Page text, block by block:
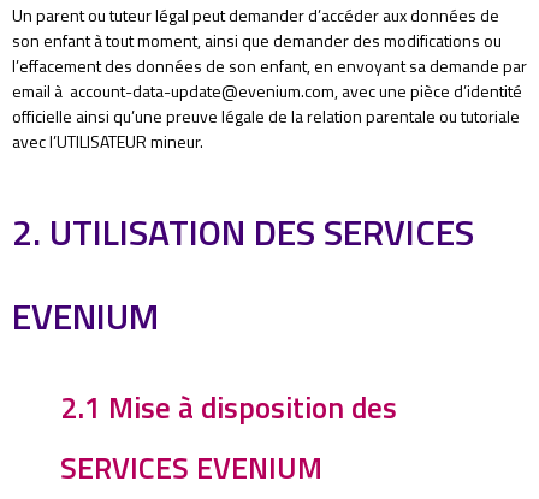
Un parent ou tuteur légal peut demander d’accéder aux données de
son enfant à tout moment, ainsi que demander des modifications ou
l’effacement des données de son enfant, en envoyant sa demande par
email à account-data-update@evenium.com, avec une pièce d’identité
officielle ainsi qu’une preuve légale de la relation parentale ou tutoriale
avec l’UTILISATEUR mineur.
2. UTILISATION DES SERVICES
EVENIUM
2.1 Mise à disposition des
SERVICES EVENIUM